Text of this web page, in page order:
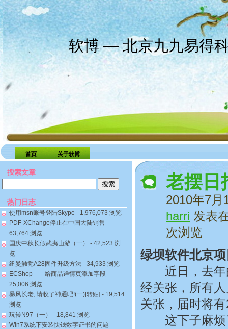
软博 — 北京九九易得
首页 关于软博
搜索文章
热门日志
使用msn账号登陆Skype - 1,976,073 浏览
PDF-XChange停止在中国大陆销售 -
63,764 浏览
国庆中秋长假武夷山游（一）
- 42,523 浏
览
纽曼触觉A28固件升级方法 - 34,933 浏览
ECShop——给商品详情页添加字段 -
25,006 浏览
暴风长老, 请收了神通吧!(一)[转贴] - 19,514
浏览
玩转N97（一）
- 18,841 浏览
Win7系统下安装快钱数字证书的问题 -
老摆日
2010年7月
harri 发表
次浏览
绿坝软件北京
近日，去年由
经关张，所有
关张，届时将
这下子麻烦